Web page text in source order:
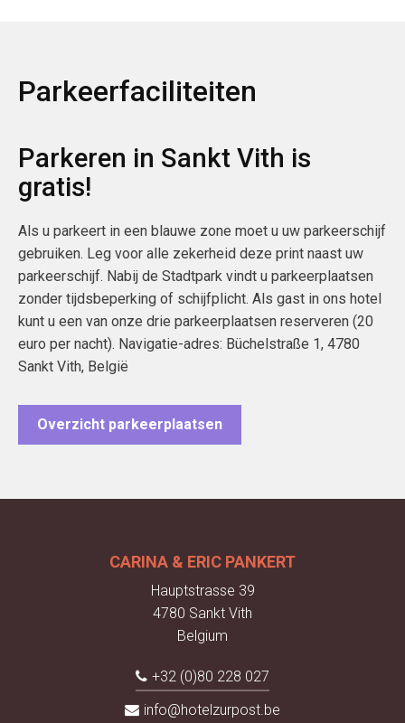
Parkeerfaciliteiten
Parkeren in Sankt Vith is
gratis!
Als u parkeert in een blauwe zone moet u uw parkeerschijf
gebruiken. Leg voor alle zekerheid deze print naast uw
parkeerschijf. Nabij de Stadtpark vindt u parkeerplaatsen
zonder tijdsbeperking of schijfplicht. Als gast in ons hotel
kunt u een van onze drie parkeerplaatsen reserveren (20
euro per nacht). Navigatie-adres: Büchelstraße 1, 4780
Sankt Vith, België
Overzicht parkeerplaatsen
CARINA & ERIC PANKERT
Hauptstrasse 39
4780 Sankt Vith
Belgium
+32 (0)80 228 027
info@hotelzurpost.be